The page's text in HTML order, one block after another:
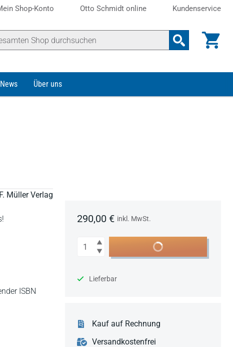
Shop-Konto Otto Schmidt online Kundenservice
News Über uns
Müller Verlag
ISBN
290,00 € inkl. MwSt.
Anzahl In den Warenkorb
Lieferbar
Kauf auf Rechnung
Versandkostenfrei